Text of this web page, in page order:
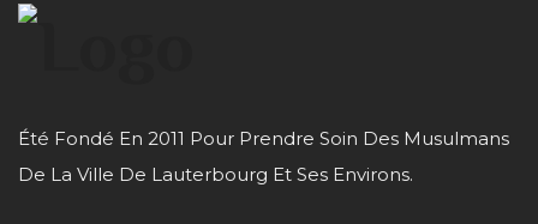
Été Fondé En 2011 Pour Prendre Soin Des Musulmans
De La Ville De Lauterbourg Et Ses Environs.